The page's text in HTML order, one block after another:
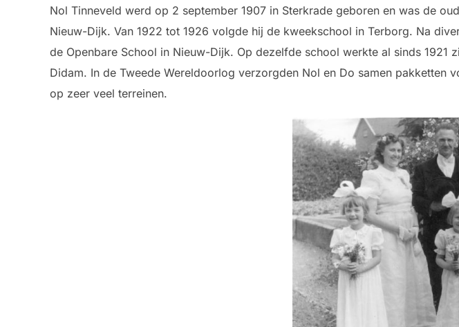
Nol Tinneveld werd op 2 september 1907 in Sterkrade geboren en was de
Nieuw-Dijk. Van 1922 tot 1926 volgde hij de kweekschool in Terborg. Na
de Openbare School in Nieuw-Dijk. Op dezelfde school werkte al sinds
Didam. In de Tweede Wereldoorlog verzorgden Nol en Do samen pakketten
op zeer veel terreinen.